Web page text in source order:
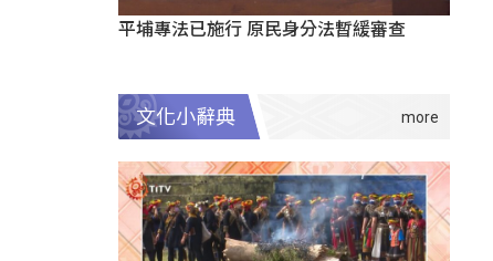
平埔專法已施行 原民身分法暫緩審查
文化小辭典